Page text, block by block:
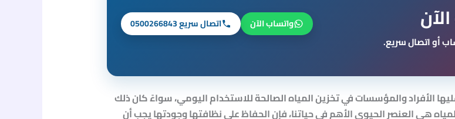
أو اتصال سريع.
واتساب الآن اتصال سريع 0500266843
الأفراد والمؤسسات في تخزين المياه الصالحة للاستخدام اليومي، سواءً كان ذلك
هي العنصر الحيوي الأهم في حياتنا، فإن الحفاظ على نظافتها وجودتها يجب أن